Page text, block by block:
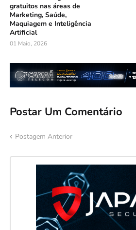
gratuitos nas áreas de
Marketing, Saúde,
Maquiagem e Inteligência
Artificial
01 Maio, 2026
Postar Um Comentário
Postagem Anterior